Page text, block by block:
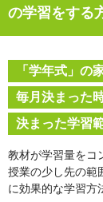
の学習をする
「学年式」の
毎月決まった
決まった学習
教材が学習量をコ
授業の少し先の範
に効果的な学習方